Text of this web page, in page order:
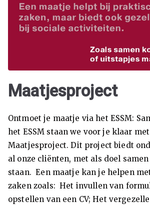
Maatjesproject
Ontmoet je maatje via het ESSM:
het ESSM staan we voor je klaar
Maatjesproject. Dit project biedt
al onze cliënten, met als doel
staan. Een maatje kan je helpen
zaken zoals: Het invullen van
opstellen van een CV; Het